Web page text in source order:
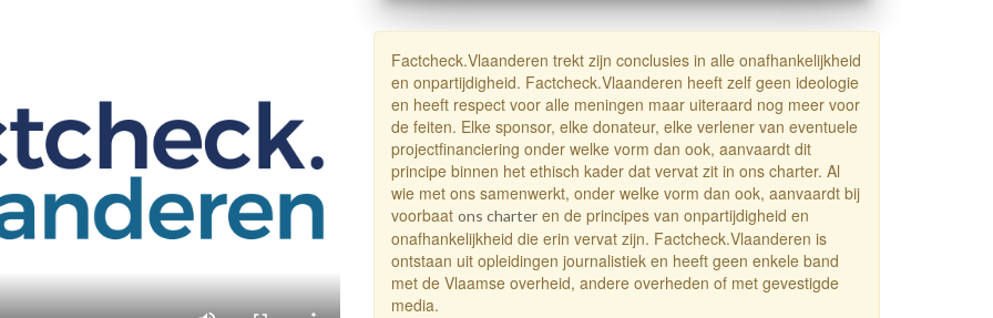
Factcheck.Vlaanderen trekt zijn conclusies in alle onafhankelijkheid
en onpartijdigheid. Factcheck.Vlaanderen heeft zelf geen ideologie
en heeft respect voor alle meningen maar uiteraard nog meer voor
de feiten. Elke sponsor, elke donateur, elke verlener van eventuele
projectfinanciering onder welke vorm dan ook, aanvaardt dit
principe binnen het ethisch kader dat vervat zit in ons charter. Al
wie met ons samenwerkt, onder welke vorm dan ook, aanvaardt bij
voorbaat ons charteren de principes van onpartijdigheid en
onafhankelijkheid die erin vervat zijn. Factcheck.Vlaanderen is
ontstaan uit opleidingen journalistiek en heeft geen enkele band
met de Vlaamse overheid, andere overheden of met gevestigde
media.